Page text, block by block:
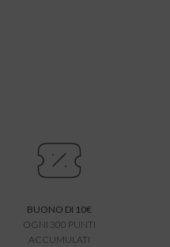
BUONO DI 10€
OGNI 300 PUNTI
ACCUMULATI